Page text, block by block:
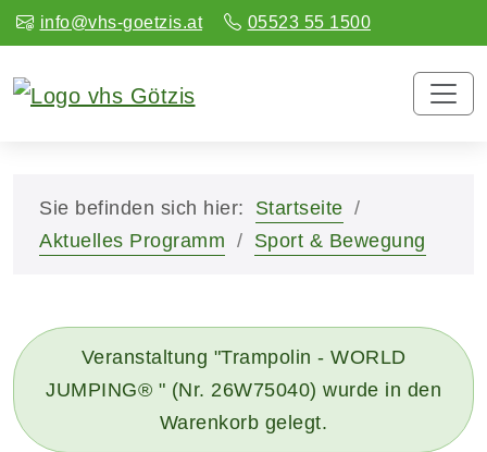
info@vhs-goetzis.at 05523 55 1500
Sie befinden sich hier:
Startseite
Aktuelles Programm
Sport & Bewegung
Veranstaltung "Trampolin - WORLD
JUMPING® " (Nr. 26W75040) wurde in den
Warenkorb gelegt.